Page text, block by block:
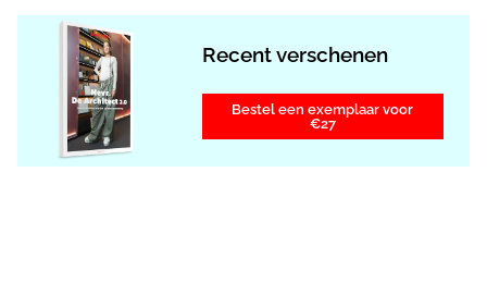
Recent verschenen
Bestel een exemplaar voor
€27